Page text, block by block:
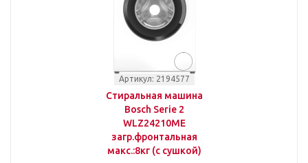
Артикул: 2194577
Стиральная машина
Bosch Serie 2
WLZ24210ME
загр.фронтальная
макс.:8кг (с сушкой)